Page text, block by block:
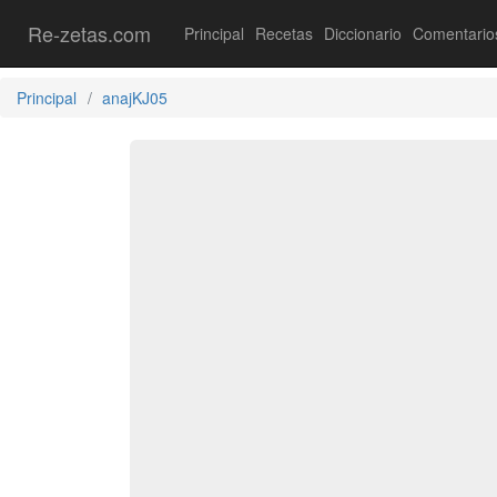
Re-zetas.com Principal Recetas Diccionario
Principal anajKJ05